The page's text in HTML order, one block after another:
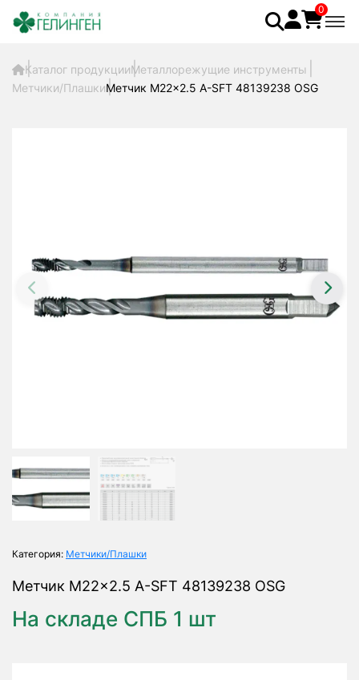
0
Каталог продукцииМеталлорежущие инструменты
Метчики/ПлашкиМетчик M22x2.5 A-SFT 48139238 OSG
Категория: Метчики/Плашки
Метчик M22x2.5 A-SFT 48139238 OSG
На складе СПБ 1 шт